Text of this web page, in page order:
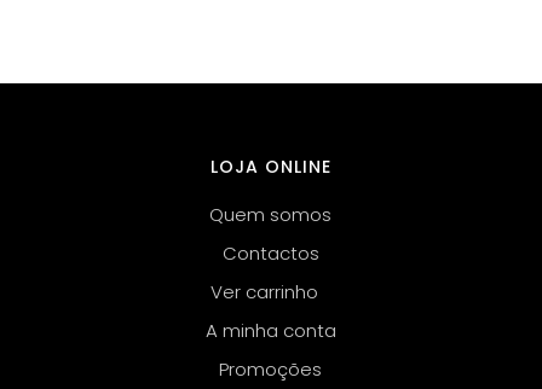
LOJA ONLINE
Quem somos
Contactos
Ver carrinho
A minha conta
Promoções